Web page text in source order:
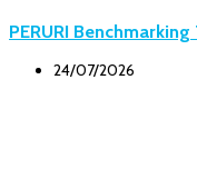
PERURI
24/07/2026